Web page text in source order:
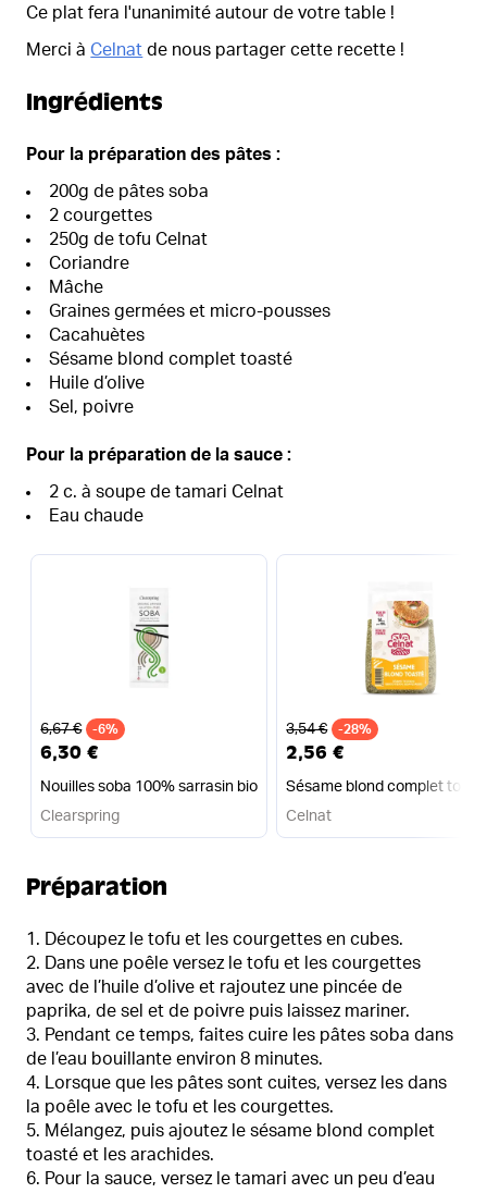
Ce plat fera l'unanimité autour de votre table !
Merci à Celnat de nous partager cette recette !
Ingrédients
Pour la préparation des pâtes :
200g de pâtes soba
2 courgettes
250g de tofu Celnat
Coriandre
Mâche
Graines germées et micro-pousses
Cacahuètes
Sésame blond complet toasté
Huile d’olive
Sel, poivre
Pour la préparation de la sauce :
2 c. à soupe de tamari Celnat
Eau chaude
Ancien prix
6,67 € -6%
6,30 €
Nouilles soba 100% sarrasin bio
Clearspring
Ancien prix
3,54 € -28%
2,56 €
Sésame blond complet
Celnat
Préparation
Découpez le tofu et les courgettes en cubes.
Dans une poêle versez le tofu et les courgettes
avec de l’huile d’olive et rajoutez une pincée de
paprika, de sel et de poivre puis laissez mariner.
Pendant ce temps, faites cuire les pâtes soba dans
de l’eau bouillante environ 8 minutes.
Lorsque que les pâtes sont cuites, versez les dans
la poêle avec le tofu et les courgettes.
Mélangez, puis ajoutez le sésame blond complet
toasté et les arachides.
Pour la sauce, versez le tamari avec un peu d’eau